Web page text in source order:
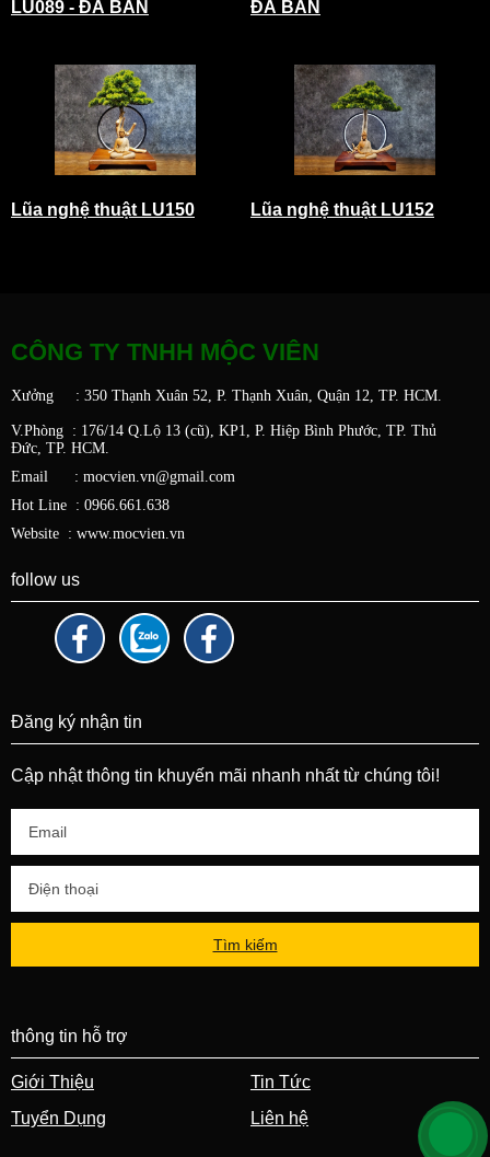
LU089 - ĐÃ BÁN ĐÃ BÁN
Lũa nghệ thuật LU150 Lũa nghệ thuật LU152
CÔNG TY TNHH MỘC VIÊN
Xưởng : 350 Thạnh Xuân 52, P. Thạnh Xuân, Quận 12, TP. HCM.
V.Phòng : 176/14 Q.Lộ 13 (cũ), KP1, P. Hiệp Bình Phước, TP. Thủ
Đức, TP. HCM.
Email : mocvien.vn@gmail.com
Hot Line : 0966.661.638
Website : www.mocvien.vn
follow us
Đăng ký nhận tin
Cập nhật thông tin khuyến mãi nhanh nhất từ chúng tôi!
Tìm kiếm
thông tin hỗ trợ
Giới Thiệu
Tin Tức
Tuyển Dụng
Liên hệ